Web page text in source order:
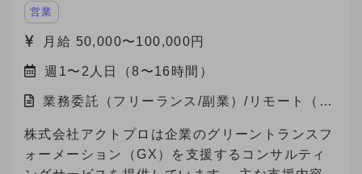
する需要が急拡大しています。 より多くの製造
るため、 セールス組織の拡大・強化のため増員
を検討しています。 【セールスチームの特徴】
の高いメンバーが刺激しあい切磋琢磨していま
す。 また、メンバー（マネジメント未経験）か
らリーダー・マネージャーに昇格したメンバーも
ートアップにおいて、中途人材採用を戦略の立案
から実施までリードいただける方を募集いたしま
す。 ■ご応募（興味あり）にあたり■ 【必須1】
プロフィール（社歴、業務ご経験）詳細をご記載
ください。 【必須2】下記、「副業からの転職」
について、該当する番号をお知らせください。
【必須3】バックグラウンドについても選考の参
考にさせていただいておりますので、大学・学
営業
月給 50,000〜100,000円
週1〜2人日（8〜16時間）
業務委託（フリーランス/副業）/リモート（在
株式会社アクトプロは企業のグリーントランスフ
ォーメーション（GX）を支援するコンサルティ